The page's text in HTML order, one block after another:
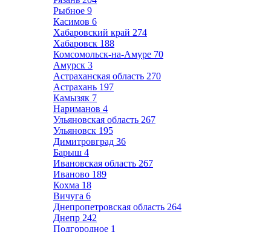
Рыбное 9
Касимов 6
Хабаровский край 274
Хабаровск 188
Комсомольск-на-Амуре 70
Амурск 3
Астраханская область 270
Астрахань 197
Камызяк 7
Нариманов 4
Ульяновская область 267
Ульяновск 195
Димитровград 36
Барыш 4
Ивановская область 267
Иваново 189
Кохма 18
Вичуга 6
Днепропетровская область 264
Днепр 242
Подгородное 1